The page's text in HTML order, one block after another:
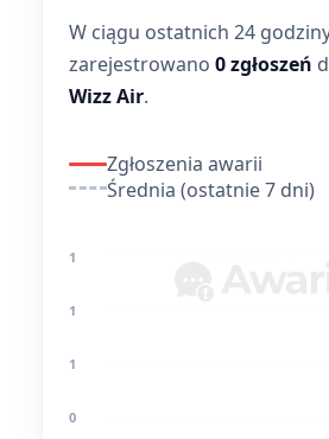
W ciągu ostatnich 24
zarejestrowano 0 zgłoszeń
Wizz Air.
Zgłoszenia awarii
Średnia (ostatnie 7 dni)
1
1
1
0